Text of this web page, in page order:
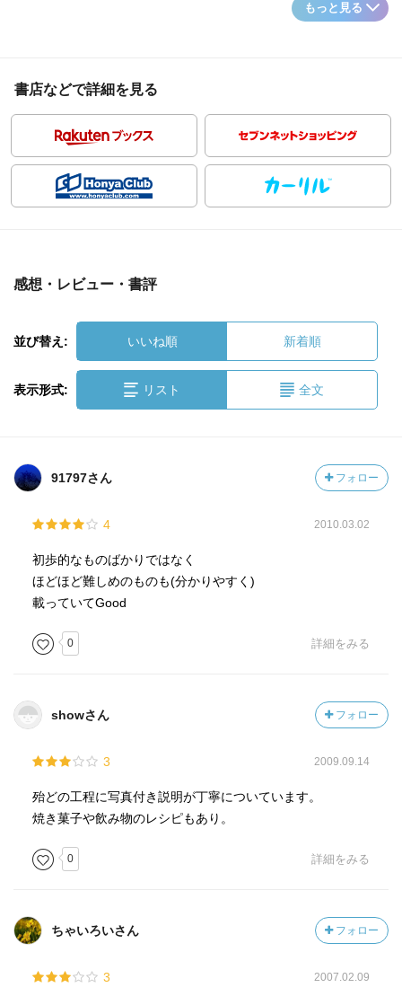
もっと見る
書店などで詳細を見る
感想・レビュー・書評
並び替え: いいね順 新着順
表示形式: リスト 全文
91797さん フォロー
4 2010.03.02
初歩的なものばかりではなく
ほどほど難しめのものも(分かりやすく)
載っていてGood
0 詳細をみる
showさん フォロー
3 2009.09.14
殆どの工程に写真付き説明が丁寧についています。
焼き菓子や飲み物のレシピもあり。
0 詳細をみる
ちゃいろいさん フォロー
3 2007.02.09